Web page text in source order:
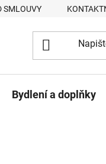
SMLOUVY
Bydlení a doplňky